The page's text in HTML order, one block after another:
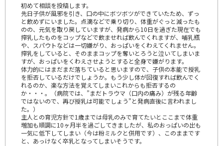
初めて相談を投稿します。
先日子供が風邪を引き、口の中にボツボツができていたため、ずっ
と飲めずにいました。点滴などで乗り切り、体重がぐっと減ったも
のの、元気を取り戻していますが、発病から10日を過ぎた現在でも
搾乳したものをコップなどで飲ませれば飲んでくれますが、哺乳瓶
や、スパウトなどは一切嫌がり、おっぱいをくわえてくれません。
搾乳をしていると、そのままコップを奪いとろうと泣いてしまいま
すが、おっぱいをくわえさせようとすると全身で嫌がります。
体力的にはまだまだ落ちていると思いますので、子供の本能で授乳
を拒否しているだけでしょうか。もう少し体が回復すれば飲んでく
れるのか、楽な方法を覚えてしまいこれからも拒否するの
か・・・。（病院では、”まだトラウマ（口内の痛み）が残る年齢
ではないので、再び授乳は可能でしょう”と発病直後に言われまし
た。）
主人との育児方針で1歳までは母乳のみで育てたいとここまで体重
増加も順調に10ヶ月半を過ごしてきましたが、私のおっぱいの出も
一気に低下してしまい（今は粉ミルクと併用です）、このままです
と、あっけなく卒乳となってしまいそうです。